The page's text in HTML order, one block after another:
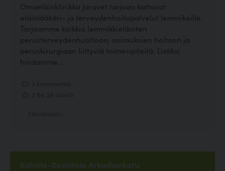
Omaeläinklinikka Jaravet tarjoaa kattavat
eläinlääkäri- ja terveydenhoitopalvelut lemmikeille.
Tarjoamme kaikkia lemmikkieläinten
perusterveydenhuoltoon, sairauksien hoitoon ja
peruskirurgiaan liittyviä toimenpiteitä. Lisäksi
hoidamme...
Kahvila-Ravintola Arkadiankatu